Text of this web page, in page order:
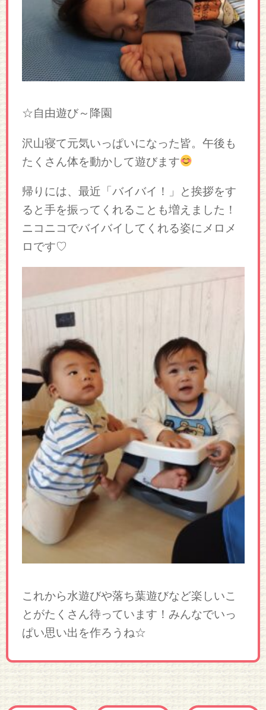
☆自由遊び～降園
沢山寝て元気いっぱいになった皆。午後も
たくさん体を動かして遊びます
帰りには、最近「バイバイ！」と挨拶をす
ると手を振ってくれることも増えました！
ニコニコでバイバイしてくれる姿にメロメ
ロです♡
これから水遊びや落ち葉遊びなど楽しいこ
とがたくさん待っています！みんなでいっ
ぱい思い出を作ろうね☆